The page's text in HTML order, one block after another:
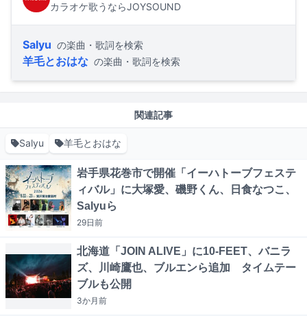
カラオケ歌うならJOYSOUND
Salyu の楽曲・歌詞を検索
羊毛とおはな の楽曲・歌詞を検索
関連記事
Salyu 羊毛とおはな
岩手県花巻市で開催「イーハトーブフェステ
ィバル」に大塚愛、磯野くん、日食なつこ、
Salyuら
29日前
北海道「JOIN ALIVE」に10-FEET、バニラ
ズ、川崎鷹也、ブルエンら追加 タイムテー
ブルも公開
3か月前